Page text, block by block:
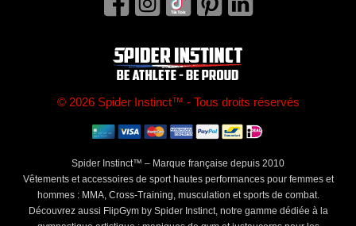
© 2026 Spider Instinct™ - Tous droits réservés
Spider Instinct™ – Marque française depuis 2010
Vêtements et accessoires de sport hautes performances pour femmes et
hommes : MMA, Cross-Training, musculation et sports de combat.
Découvrez aussi FlipGym by Spider Instinct, notre gamme dédiée à la